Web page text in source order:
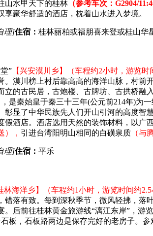
山水甲天下的桂林 （参考车次：G2904/
豪华舒适的酒店，枕着山水进入梦境。
理]住宿： 桂林丽柏或福朋喜来登或桂山华
” 【兴安漠川乡】（车程约2小时，游览时
漠川榜上村后靠高高的海洋山脉，村
立的古民居，古炮楼、古牌坊、古拱桥
，是秦始皇于秦三十三年(公元前214年)为
彰显了中华民族先人们开山引河的高度
假酒店。酒店选用天然的装饰材料，以
）， 引进台湾阳明山相同的白磺泉质 （与
理]住宿： 平乐
林海洋乡】（车程约1小时，游览时间约2.5
错落有致。每到深秋季节，微风轻拂，
后前往桂林黄金旅游线“漓江东岸”，游
板，石板路两边是保存完好的老房子。参